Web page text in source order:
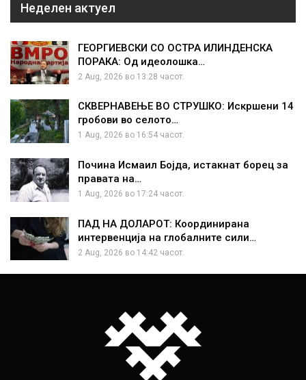
Неделен актуел
ГЕОРГИЕВСКИ СО ОСТРА ИЛИНДЕНСКА
ПОРАКА: Од идеолошка…
2 Aug, 2026 во 13:28 часот.
СКВЕРНАВЕЊЕ ВО СТРУШКО: Искршени 14
гробови во селото…
1 Aug, 2026 во 16:54 часот.
Почина Исмаил Бојда, истакнат борец за
правата на…
1 Aug, 2026 во 17:24 часот.
ПАД НА ДОЛАРОТ: Координирана
интервенција на глобалните сили…
2 Aug, 2026 во 14:42 часот.